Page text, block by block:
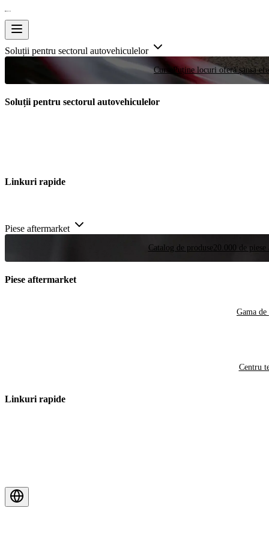
Soluții pentru sectorul autovehiculelor
Curse Puține locuri oferă șansa
Soluții pentru sectorul autovehiculelor
Linkuri rapide
Piese aftermarket
Catalog de produse 20.000 de
Piese aftermarket
Gama de
Centru
Linkuri rapide